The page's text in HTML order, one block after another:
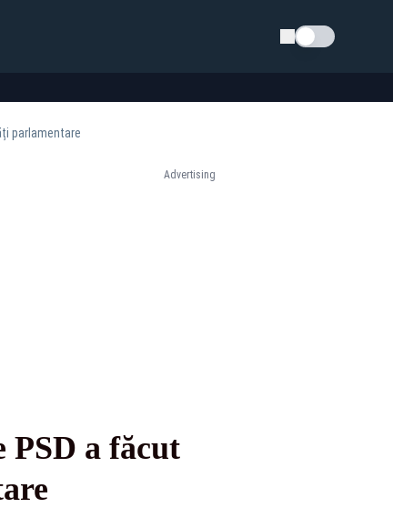
Schimba tema
parlamentare
Advertising
PSD a făcut